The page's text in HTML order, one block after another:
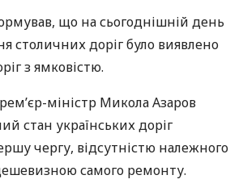
що на сьогоднішній день
столичних доріг було виявлено
з ямковістю.
міністр Микола Азаров
стан українських доріг
чергу, відсутністю належного
самого ремонту.